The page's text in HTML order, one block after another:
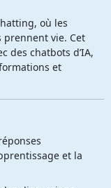
où les
prennent vie. Cet
des chatbots d’IA,
et
et la